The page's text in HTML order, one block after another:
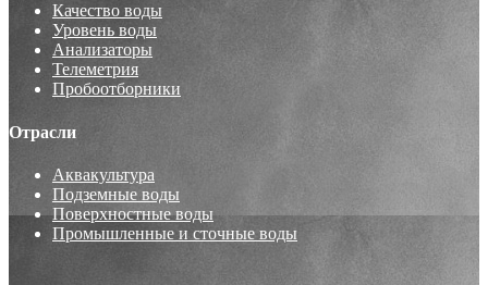
Качество воды
Уровень воды
Анализаторы
Телеметрия
Пробоотборники
Отрасли
Аквакультура
Подземные воды
Поверхностные воды
Промышленные и сточные воды